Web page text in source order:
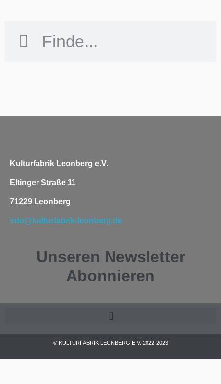
Kulturfabrik Leonberg e.V.
Eltinger Straße 11
71229 Leonberg
info@kulturfabrik-leonberg.de
Unseren Newsletter
Abonnieren
© KULTURFABRIK LEONBERG E.V. 2022-2023